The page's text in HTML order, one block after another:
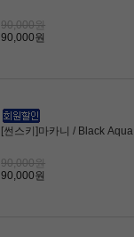
90,000원
90,000원
[썬스키]마카니 / Black Aqua
90,000원
90,000원